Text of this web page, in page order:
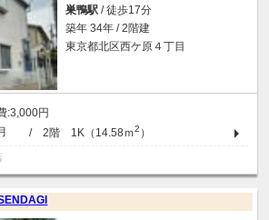
巣鴨駅 / 徒歩17分
築年 34年 / 2階建
東京都北区西ケ原４丁目
3,000円
/ 2階 1K（14.58ｍ2 ）